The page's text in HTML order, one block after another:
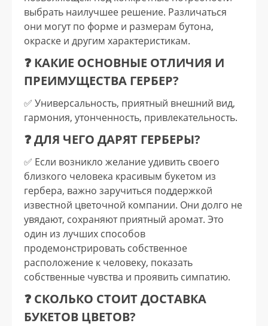
выбрать наилучшее решение. Различаться
они могут по форме и размерам бутона,
окраске и другим характеристикам.
❓ КАКИЕ ОСНОВНЫЕ ОТЛИЧИЯ И
ПРЕИМУЩЕСТВА ГЕРБЕР?
✅️ Универсальность, приятный внешний вид,
гармония, утонченность, привлекательность.
❓ ДЛЯ ЧЕГО ДАРЯТ ГЕРБЕРЫ?
✅️ Если возникло желание удивить своего
близкого человека красивым букетом из
гербера, важно заручиться поддержкой
известной цветочной компании. Они долго не
увядают, сохраняют приятный аромат. Это
один из лучших способов
продемонстрировать собственное
расположение к человеку, показать
собственные чувства и проявить симпатию.
❓ СКОЛЬКО СТОИТ ДОСТАВКА
БУКЕТОВ ЦВЕТОВ?